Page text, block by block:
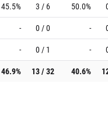
45.5% 3 / 6 50.0%
- 0 / 0 -
- 0 / 1 -
46.9% 13 / 32 40.6%